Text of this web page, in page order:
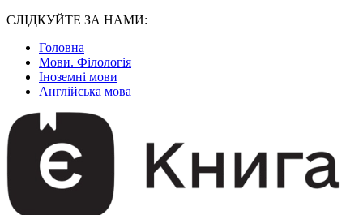
СЛІДКУЙТЕ ЗА НАМИ:
Головна
Мови. Філологія
Іноземні мови
Англійська мова